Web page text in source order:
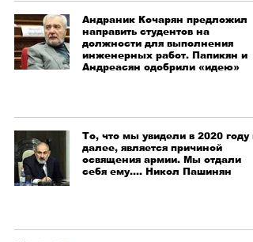
Андраник Кочарян предложил
направить студентов на
должности для выполнения
инженерных работ. Папикян и
Андреасян одобрили «идею»
То, что мы увидели в 2020 году и
далее, является причиной
освящения армии. Мы отдали
себя ему.... Никол Пашинян